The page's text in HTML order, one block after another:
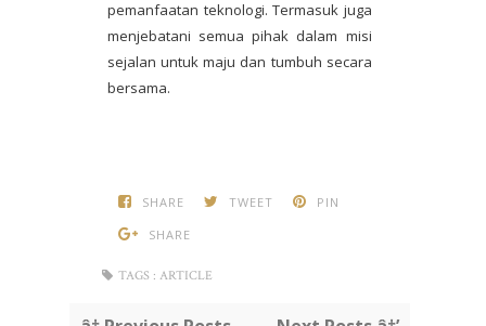
pemanfaatan teknologi. Termasuk juga
menjebatani semua pihak dalam misi
sejalan untuk maju dan tumbuh secara
bersama.
SHARE TWEET
PIN
SHARE
TAGS : ARTICLE